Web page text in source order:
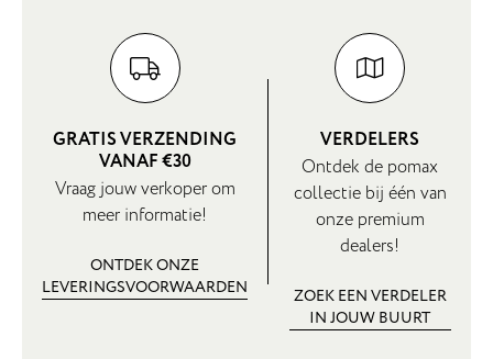
GRATIS VERZENDING
VANAF €30
Vraag jouw verkoper om
meer informatie!
ONTDEK ONZE
LEVERINGSVOORWAARDEN
VERDELERS
Ontdek de pomax
collectie bij één van
onze premium
dealers!
ZOEK EEN VERDELER
IN JOUW BUURT